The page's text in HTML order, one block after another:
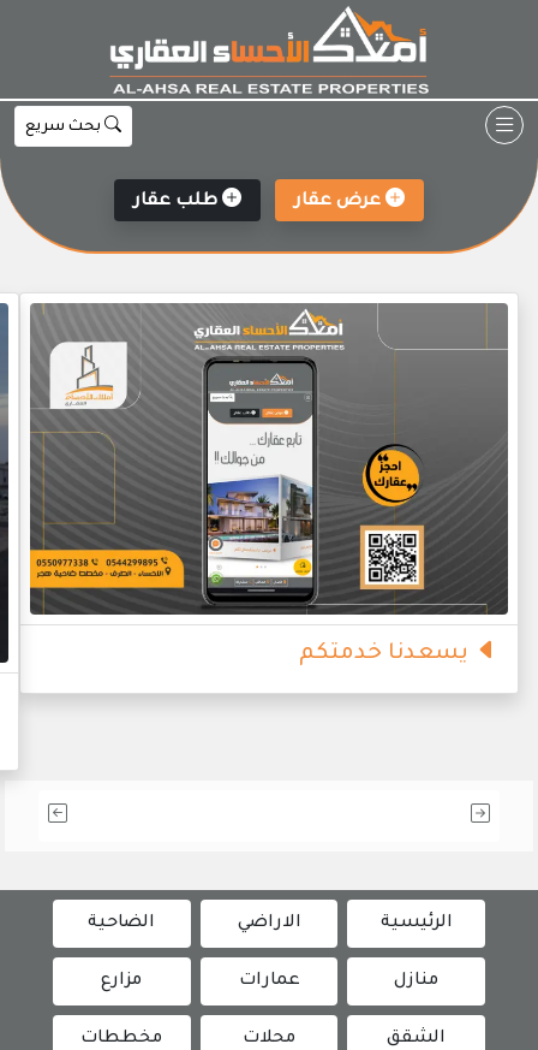
بحث سريع
عرض عقار طلب عقار
يسعدنا خدمتكم
الرئيسية الاراضي الضاحية
منازل عمارات مزارع
الشقق محلات مخططات